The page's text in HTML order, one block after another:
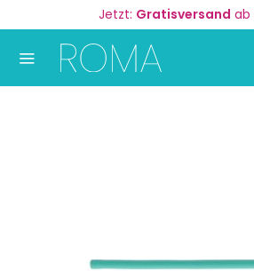
Jetzt: Gratisversand ab